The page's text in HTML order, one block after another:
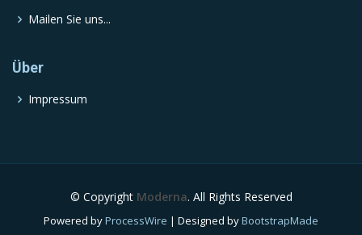
Mailen Sie uns...
Über
Impressum
© Copyright Moderna. All Rights Reserved
Powered byProcessWire | Designed byBootstrapMade